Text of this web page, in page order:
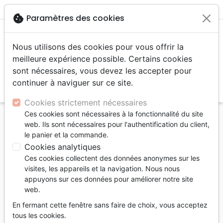
menu
Accueil Auteurs Smethurst Matt
Matt Smethurst
Liste des produits par auteur
Filtrertune
Doctrine Edification Eglise
cookie Paramètres des cookies
Nous utilisons des cookies pour vous offrir la
meilleure expérience possible. Certains cookies
sont nécessaires, vous devez les accepter pour
continuer à naviguer sur ce site.
Cookies strictement nécessaires
Ces cookies sont nécessaires à la fonctionnalité du site
web. Ils sont nécessaires pour l'authentification du client,
le panier et la commande.
Cookies analytiques
Ces cookies collectent des données anonymes sur les
visites, les appareils et la navigation. Nous nous
appuyons sur ces données pour améliorer notre site
web.
En fermant cette fenêtre sans faire de choix, vous acceptez
tous les cookies.